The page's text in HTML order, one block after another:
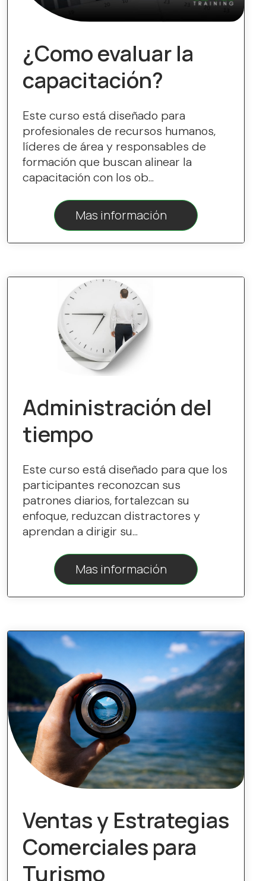
¿Como evaluar la
capacitación?
Este curso está diseñado para
profesionales de recursos humanos,
líderes de área y responsables de
formación que buscan alinear la
capacitación con los ob...
Mas información
Administración del
tiempo
Este curso está diseñado para que los
participantes reconozcan sus
patrones diarios, fortalezcan su
enfoque, reduzcan distractores y
aprendan a dirigir su...
Mas información
Ventas y Estrategias
Comerciales para
Turismo